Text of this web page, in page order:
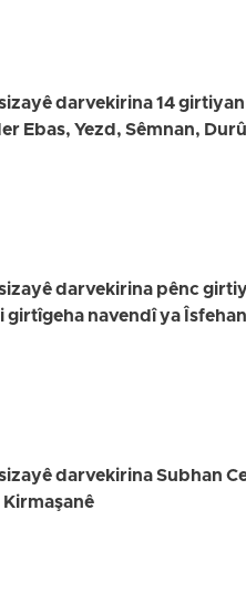
darvekirina 14
Ebas, Yezd, Sêmnan,
darvekirina pênc
girtîgeha navendî ya
darvekirina Subhan